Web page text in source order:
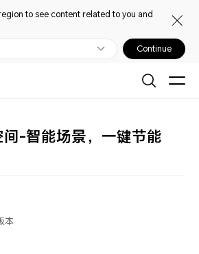
to see content related to you and
Continue
间-智能场景，一键节能
本